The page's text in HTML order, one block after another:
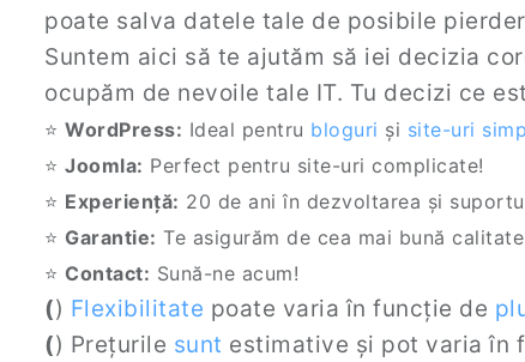
poate salva datele tale de posibile
Suntem aici să te ajutăm să iei decizia
ocupăm de nevoile tale IT. Tu decizi ce
⭐ WordPress: Ideal pentru bloguri și site-uri
⭐ Joomla: Perfect pentru site-uri complicate!
⭐ Experiență: 20 de ani în dezvoltarea și
⭐ Garantie: Te asigurăm de cea mai bună
⭐ Contact: Sună-ne acum!
() Flexibilitate poate varia în funcție de
() Prețurile sunt estimative și pot varia în